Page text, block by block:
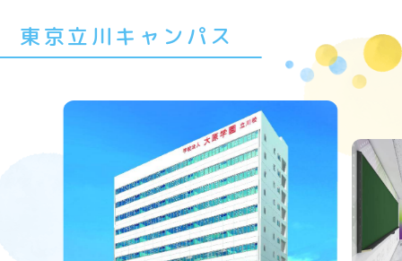
東京立川キャンパス